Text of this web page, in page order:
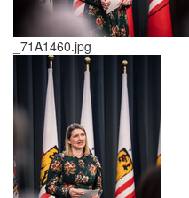
_71A1460.jpg